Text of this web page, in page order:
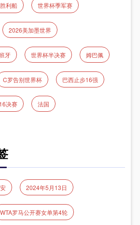
利船 世界杯季军赛
2026美加墨世界
牙 世界杯半决赛 姆巴佩
C罗告别世界杯 巴西止步16强
决赛 法国
2024年5月13日
WTA罗马公开赛女单第4轮